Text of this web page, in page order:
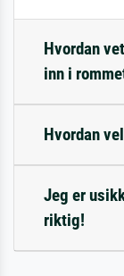
Hvordan
inn i
Hvordan
Jeg er
riktig!